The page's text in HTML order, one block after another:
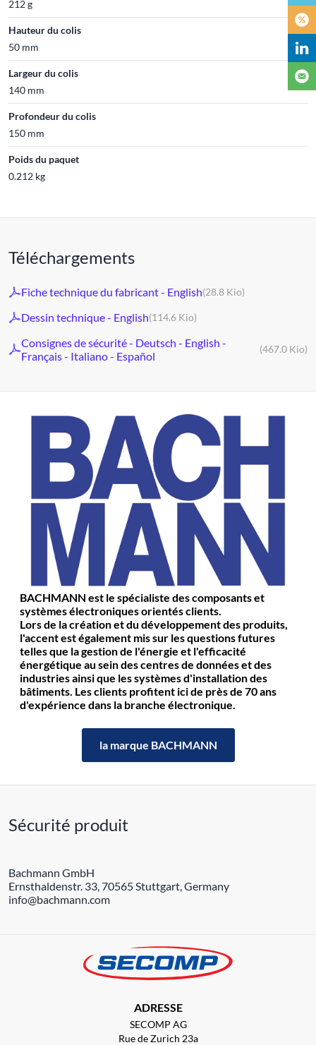
212 g
Hauteur du colis
50 mm
Largeur du colis
140 mm
Profondeur du colis
150 mm
Poids du paquet
0.212 kg
Téléchargements
Fiche technique du fabricant - English(28.8 Kio)
Dessin technique - English(114.6 Kio)
Consignes de sécurité - Deutsch - English -
Français - Italiano - Español
(467.0 Kio)
BACHMANN est le spécialiste des composants et
systèmes électroniques orientés clients.
Lors de la création et du développement des produits,
l'accent est également mis sur les questions futures
telles que la gestion de l'énergie et l'efficacité
énergétique au sein des centres de données et des
industries ainsi que les systèmes d'installation des
bâtiments. Les clients profitent ici de près de 70 ans
d'expérience dans la branche électronique.
la marque BACHMANN
Sécurité produit
Bachmann GmbH
Ernsthaldenstr. 33, 70565 Stuttgart, Germany
info@bachmann.com
ADRESSE
SECOMP AG
Rue de Zurich 23a